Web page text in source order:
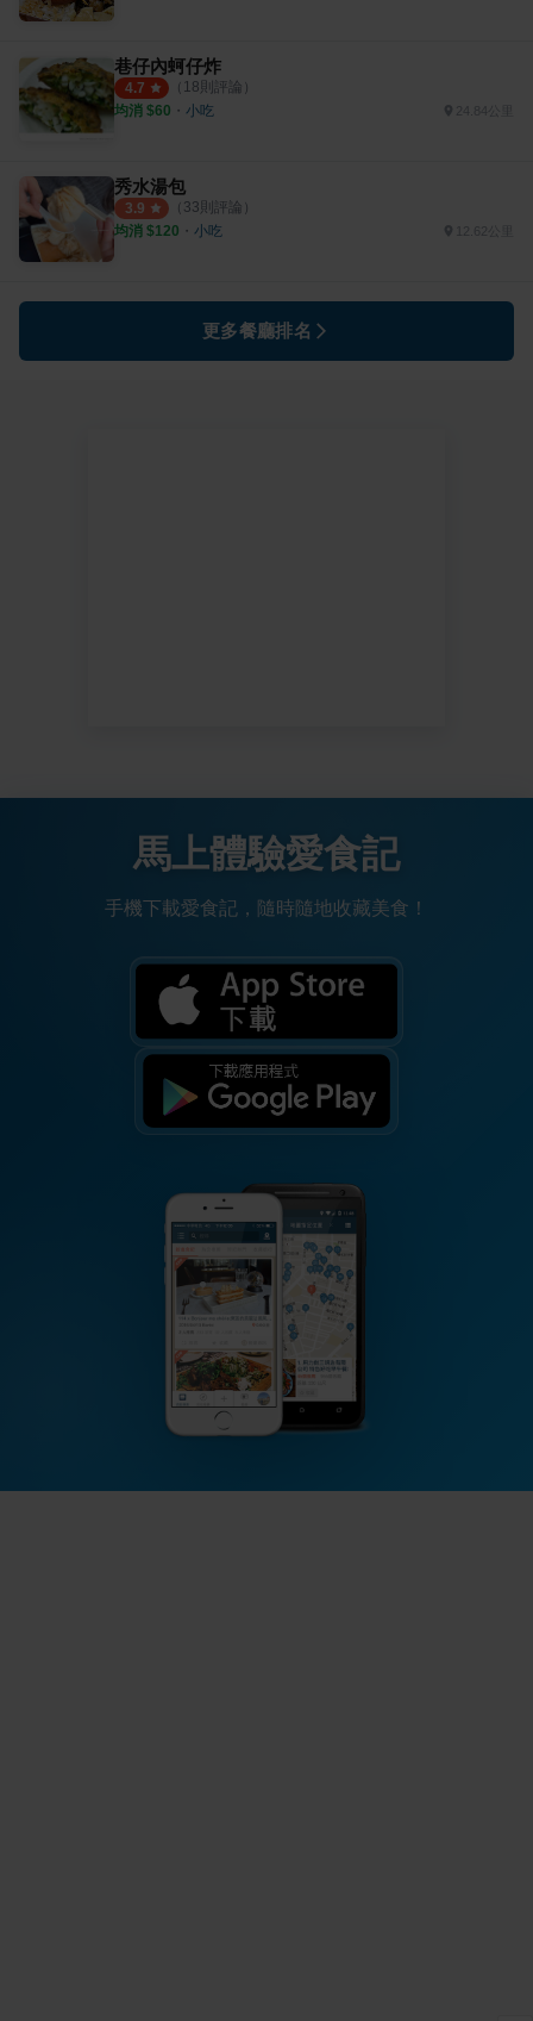
巷仔內蚵仔炸
4.7 （ 18則評論）
均消 $60 ・ 小吃 24.84公里
秀水湯包
3.9 （ 33則評論）
均消 $120 ・ 小吃 12.62公里
更多餐廳排名
馬上體驗愛食記
手機下載愛食記，隨時隨地收藏美食！